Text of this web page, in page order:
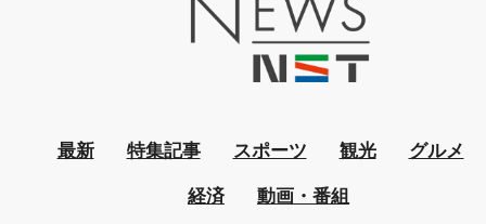
最新 特集記事 スポーツ 観光 グルメ
経済 動画・番組